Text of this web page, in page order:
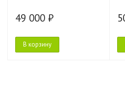
49 000 ₽
В корзину